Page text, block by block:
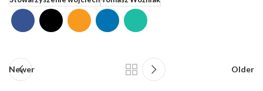
Newer Older